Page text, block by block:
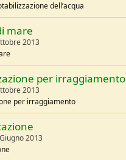
dell’acqua
mare
2013
per irraggiamento
2013
per irraggiamento
2013